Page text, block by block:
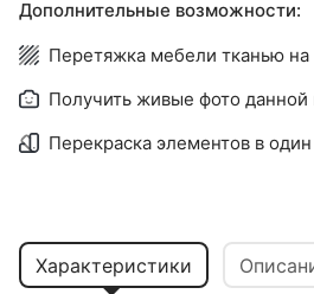
Дополнительные возможности:
Перетяжка мебели тканью
Получить живые фото
Перекраска элементов в
Характеристики